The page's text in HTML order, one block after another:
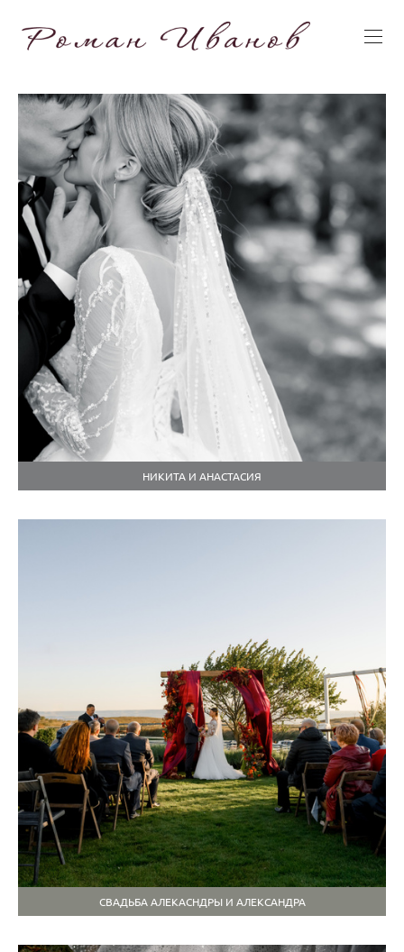
НИКИТА И АНАСТАСИЯ
СВАДЬБА АЛЕКАСНДРЫ И АЛЕКСАНДРА